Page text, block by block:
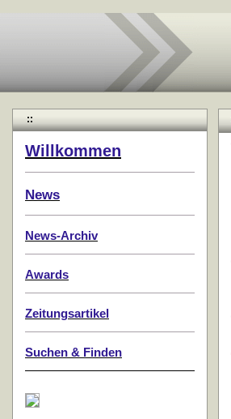
::
Willkommen
News
News-Archiv
Awards
Zeitungsartikel
Suchen & Finden